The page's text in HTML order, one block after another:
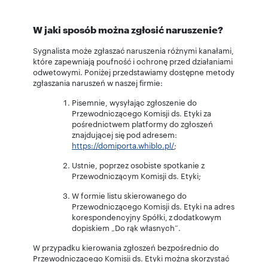
W jaki sposób można zgłosić naruszenie?
Sygnalista może zgłaszać naruszenia różnymi kanałami,
które zapewniają poufność i ochronę przed działaniami
odwetowymi. Poniżej przedstawiamy dostępne metody
zgłaszania naruszeń w naszej firmie:
Pisemnie, wysyłając zgłoszenie do
Przewodniczącego Komisji ds. Etyki za
pośrednictwem platformy do zgłoszeń
znajdującej się pod adresem:
https://domiporta.whiblo.pl/;
Ustnie, poprzez osobiste spotkanie z
Przewodniczącym Komisji ds. Etyki;
W formie listu skierowanego do
Przewodniczącego Komisji ds. Etyki na adres
korespondencyjny Spółki, z dodatkowym
dopiskiem „Do rąk własnych”.
W przypadku kierowania zgłoszeń bezpośrednio do
Przewodniczącego Komisji ds. Etyki można skorzystać